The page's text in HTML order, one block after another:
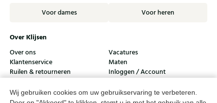
Wij gebruiken cookies om uw gebruikservaring te verbeteren.
Voor dames Voor heren
Over Klijsen
Over ons
Vacatures
Klantenservice
Maten
Ruilen & retourneren
Inloggen / Account
Dameswinkel Klijsen